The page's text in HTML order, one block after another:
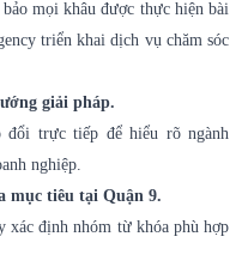
mọi khâu được thực hiện bài
triển khai dịch vụ chăm sóc
giải pháp.
đổi trực tiếp để hiểu rõ ngành
nghiệp.
mục tiêu tại Quận 9.
định nhóm từ khóa phù hợp